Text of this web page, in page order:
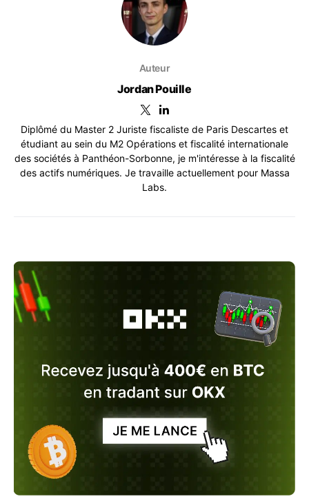
Auteur
Jordan Pouille
Diplômé du Master 2 Juriste fiscaliste de Paris Descartes et
étudiant au sein du M2 Opérations et fiscalité internationale
des sociétés à Panthéon-Sorbonne, je m'intéresse à la fiscalité
des actifs numériques. Je travaille actuellement pour Massa
Labs.